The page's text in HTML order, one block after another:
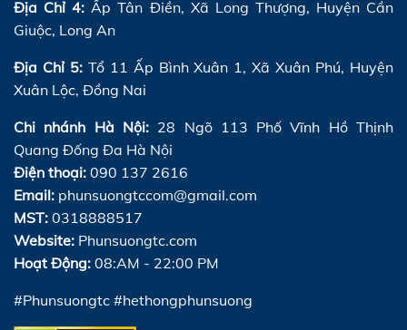
Địa Chỉ 4: Ấp Tân Điền, Xã Long Thượng, Huyện Cần
Giuộc, Long An
Địa Chỉ 5:Tổ 11 Ấp Bình Xuân 1, Xã Xuân Phú, Huyện
Xuân Lộc, Đồng Nai
Chi nhánh Hà Nội: 28 Ngõ 113 Phố Vĩnh Hồ Thịnh
Quang Đống Đa Hà Nội
Điện thoại: 090 137 2616
Email: phunsuongtccom@gmail.com
MST: 0318888517
Website: Phunsuongtc.com
Hoạt Động: 08:AM - 22:00 PM
#Phunsuongtc #hethongphunsuong